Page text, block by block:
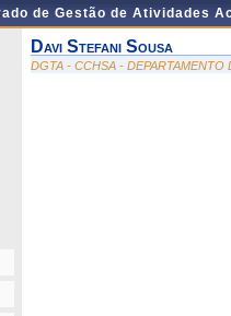
de Gestão de Atividades
Davi Stefani Sousa
DGTA - CCHSA -